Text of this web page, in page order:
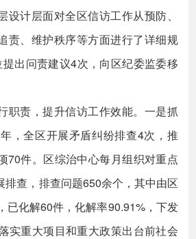
设计层面对全区信访工作从预防、
责、维护秩序等方面进行了详细规
出问责建议4次，向区纪委监委移
责，提升信访工作效能。一是抓
，全区开展矛盾纠纷排查4次，推
70件。区综治中心每月组织对重点
排查，排查问题650余个，其中由区
已化解60件，化解率90.91%，下发
实重大项目和重大政策出台前社会